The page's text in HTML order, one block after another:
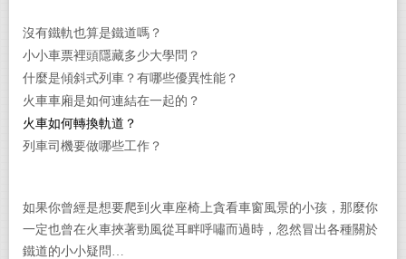
沒有鐵軌也算是鐵道嗎？
小小車票裡頭隱藏多少大學問？
什麼是傾斜式列車？有哪些優異性能？
火車車廂是如何連結在一起的？
火車如何轉換軌道？
列車司機要做哪些工作？
如果你曾經是想要爬到火車座椅上貪看車窗風景的小孩，那麼你
一定也曾在火車挾著勁風從耳畔呼嘯而過時，忽然冒出各種關於
鐵道的小小疑問…